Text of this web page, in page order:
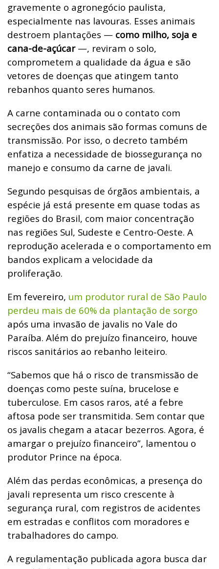
gravemente o agronegócio paulista,
especialmente nas lavouras. Esses animais
destroem plantações — como milho, soja e
cana-de-açúcar—, reviram o solo,
comprometem a qualidade da água e são
vetores de doenças que atingem tanto
rebanhos quanto seres humanos.
A carne contaminada ou o contato com
secreções dos animais são formas comuns de
transmissão. Por isso, o decreto também
enfatiza a necessidade de biossegurança no
manejo e consumo da carne de javali.
Segundo pesquisas de órgãos ambientais, a
espécie já está presente em quase todas as
regiões do Brasil, com maior concentração
nas regiões Sul, Sudeste e Centro-Oeste. A
reprodução acelerada e o comportamento em
bandos explicam a velocidade da
proliferação.
Em fevereiro, um produtor rural de São Paulo
perdeu mais de 60% da plantação de sorgo
após uma invasão de javalis no Vale do
Paraíba. Além do prejuízo financeiro, houve
riscos sanitários ao rebanho leiteiro.
“Sabemos que há o risco de transmissão de
doenças como peste suína, brucelose e
tuberculose. Em casos raros, até a febre
aftosa pode ser transmitida. Sem contar que
os javalis chegam a atacar bezerros. Agora, é
amargar o prejuízo financeiro”, lamentou o
produtor Prince na época.
Além das perdas econômicas, a presença do
javali representa um risco crescente à
segurança rural, com registros de acidentes
em estradas e conflitos com moradores e
trabalhadores do campo.
A regulamentação publicada agora busca dar